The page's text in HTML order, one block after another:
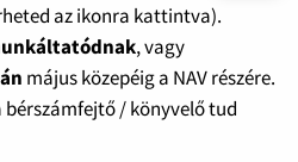
az ikonra kattintva).
, vagy
május közepéig a NAV részére.
bérszámfejtő / könyvelő tud